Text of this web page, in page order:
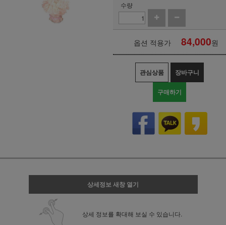
수량
옵션 적용가 84,000원
관심상품 장바구니
구매하기
상세정보 새창 열기
상세 정보를 확대해 보실 수 있습니다.